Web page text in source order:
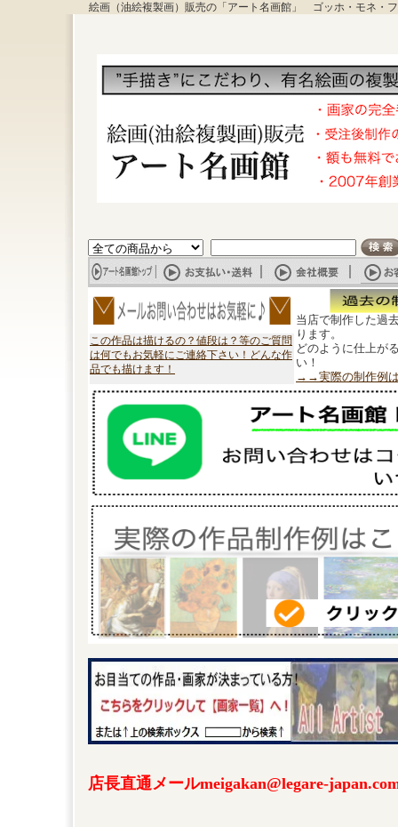
絵画（油絵複製画）販売の「アート名画館」 ゴッホ・モネ・
この作品は描けるの？値段は？等のご質問
は何でもお気軽にご連絡下さい！どんな作
品でも描けます！
当店で制作した過
ります。
どのように仕上が
い！
→→実際の制作例
店長直通メールmeigakan@legare-